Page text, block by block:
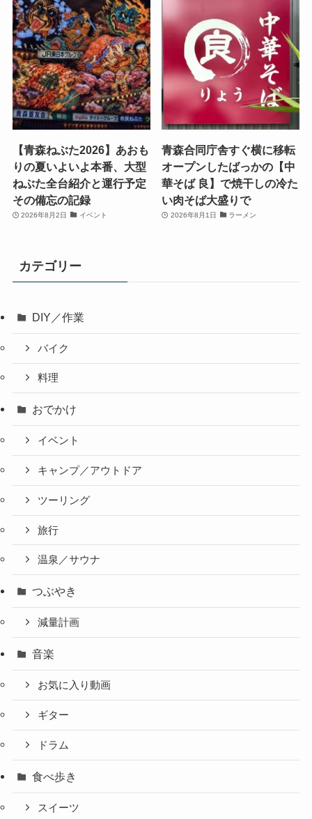
【青森ねぶた2026】あおも
りの夏いよいよ本番、大型
ねぶた全台紹介と運行予定
その備忘の記録
2026年8月2日 イベント
青森合同庁舎すぐ横に移転
オープンしたばっかの【中
華そば 良】で焼干しの冷た
い肉そば大盛りで
2026年8月1日 ラーメン
カテゴリー
DIY／作業
バイク
料理
おでかけ
イベント
キャンプ／アウトドア
ツーリング
旅行
温泉／サウナ
つぶやき
減量計画
音楽
お気に入り動画
ギター
ドラム
食べ歩き
スイーツ